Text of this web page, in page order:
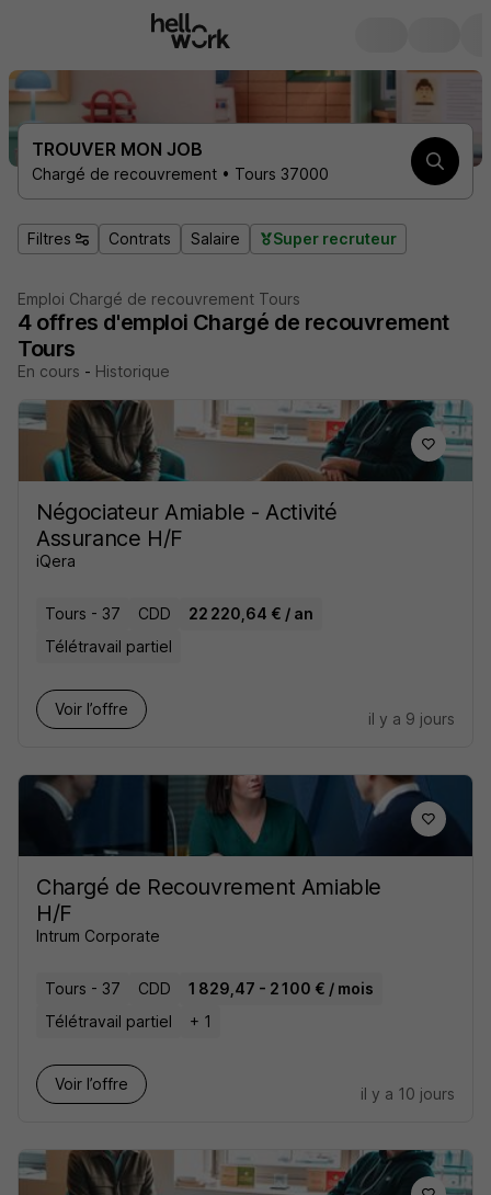
TROUVER MON JOB
Chargé de recouvrement • Tours 37000
Filtres Contrats Salaire Super recruteur
Emploi Chargé de recouvrement Tours
4 offres d'emploi Chargé de recouvrement
Tours
En cours - Historique
Négociateur Amiable - Activité
Assurance H/F
iQera
Tours - 37 CDD
22 220,64 € / an
Télétravail partiel
Voir l’offre
il y a 9 jours
Chargé de Recouvrement Amiable
H/F
Intrum Corporate
Tours - 37 CDD
1 829,47 - 2 100 € / mois
Télétravail partiel
+ 1
Voir l’offre
il y a 10 jours